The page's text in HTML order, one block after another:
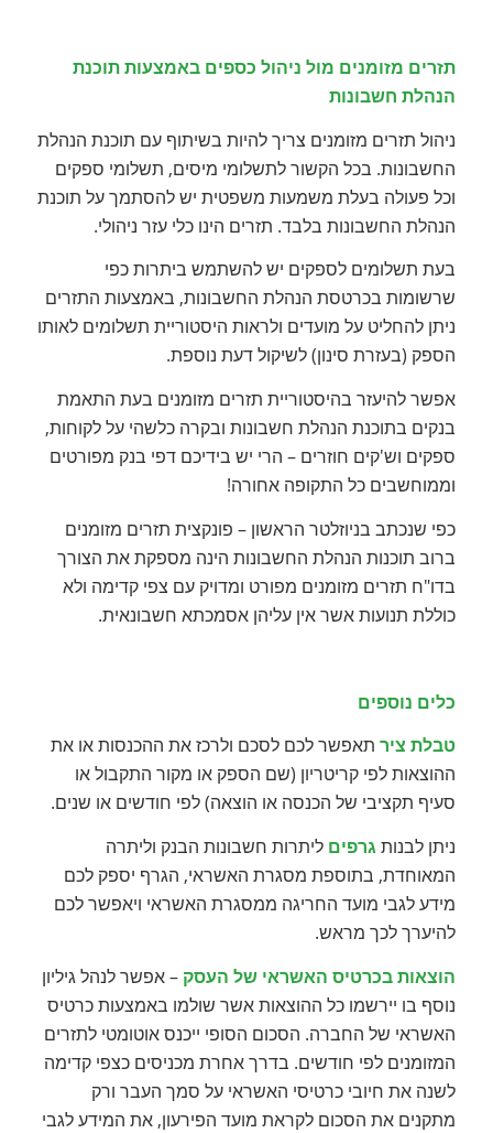
תזרים מזומנים מול ניהול כספים באמצעות תוכנת
הנהלת חשבונות
ניהול תזרים מזומנים צריך להיות בשיתוף עם תוכנת הנהלת
החשבונות. בכל הקשור לתשלומי מיסים, תשלומי ספקים
וכל פעולה בעלת משמעות משפטית יש להסתמך על תוכנת
הנהלת החשבונות בלבד. תזרים הינו כלי עזר ניהולי.
בעת תשלומים לספקים יש להשתמש ביתרות כפי
שרשומות בכרטסת הנהלת החשבונות, באמצעות התזרים
ניתן להחליט על מועדים ולראות היסטוריית תשלומים לאותו
הספק (בעזרת סינון) לשיקול דעת נוספת.
אפשר להיעזר בהיסטוריית תזרים מזומנים בעת התאמת
בנקים בתוכנת הנהלת חשבונות ובקרה כלשהי על לקוחות,
ספקים וש'קים חוזרים – הרי יש בידיכם דפי בנק מפורטים
וממוחשבים כל התקופה אחורה!
כפי שנכתב בניוזלטר הראשון – פונקצית תזרים מזומנים
ברוב תוכנות הנהלת החשבונות הינה מספקת את הצורך
בדו"ח תזרים מזומנים מפורט ומדויק עם צפי קדימה ולא
כוללת תנועות אשר אין עליהן אסמכתא חשבונאית.
כלים נוספים
טבלת צירתאפשר לכם לסכם ולרכז את ההכנסות או את
ההוצאות לפי קריטריון (שם הספק או מקור התקבול או
סעיף תקציבי של הכנסה או הוצאה) לפי חודשים או שנים.
ניתן לבנותגרפים ליתרות חשבונות הבנק וליתרה
המאוחדת, בתוספת מסגרת האשראי, הגרף יספק לכם
מידע לגבי מועד החריגה ממסגרת האשראי ויאפשר לכם
להיערך לכך מראש.
הוצאות בכרטיס האשראי של העסק – אפשר לנהל גיליון
נוסף בו יירשמו כל ההוצאות אשר שולמו באמצעות כרטיס
האשראי של החברה. הסכום הסופי ייכנס אוטומטי לתזרים
המזומנים לפי חודשים. בדרך אחרת מכניסים כצפי קדימה
לשנה את חיובי כרטיסי האשראי על סמך העבר ורק
מתקנים את הסכום לקראת מועד הפירעון, את המידע לגבי